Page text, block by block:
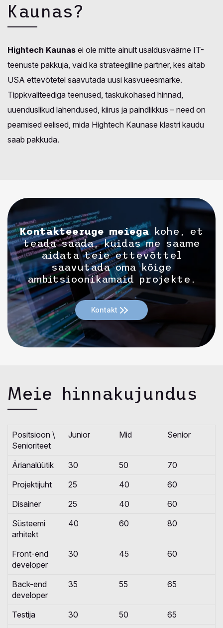
Kaunas?
Hightech Kaunas ei ole mitte ainult usaldusväärne IT-
teenuste pakkuja, vaid ka strateegiline partner, kes aitab
USA ettevõtetel saavutada uusi kasvueesmärke.
Tippkvaliteediga teenused, taskukohased hinnad,
uuenduslikud lahendused, kiirus ja paindlikkus – need on
peamised eelised, mida Hightech Kaunase klastri kaudu
saab pakkuda.
Kontakteeruge meiegakohe, et
teada saada, kuidas me saame
aidata teie ettevõttel
saavutada oma kõige
ambitsioonikamaid projekte.
Kontakt
Meie hinnakujundus
Positsioon \
Senioriteet
Junior Mid Senior
Ärianalüütik 30 50
70
Projektijuht
25 40
60
Disainer
25 40
60
Süsteemi
arhitekt
40 60 80
Front-end
developer
30 45 60
Back-end
developer
35 55 65
Testija 30 50
65